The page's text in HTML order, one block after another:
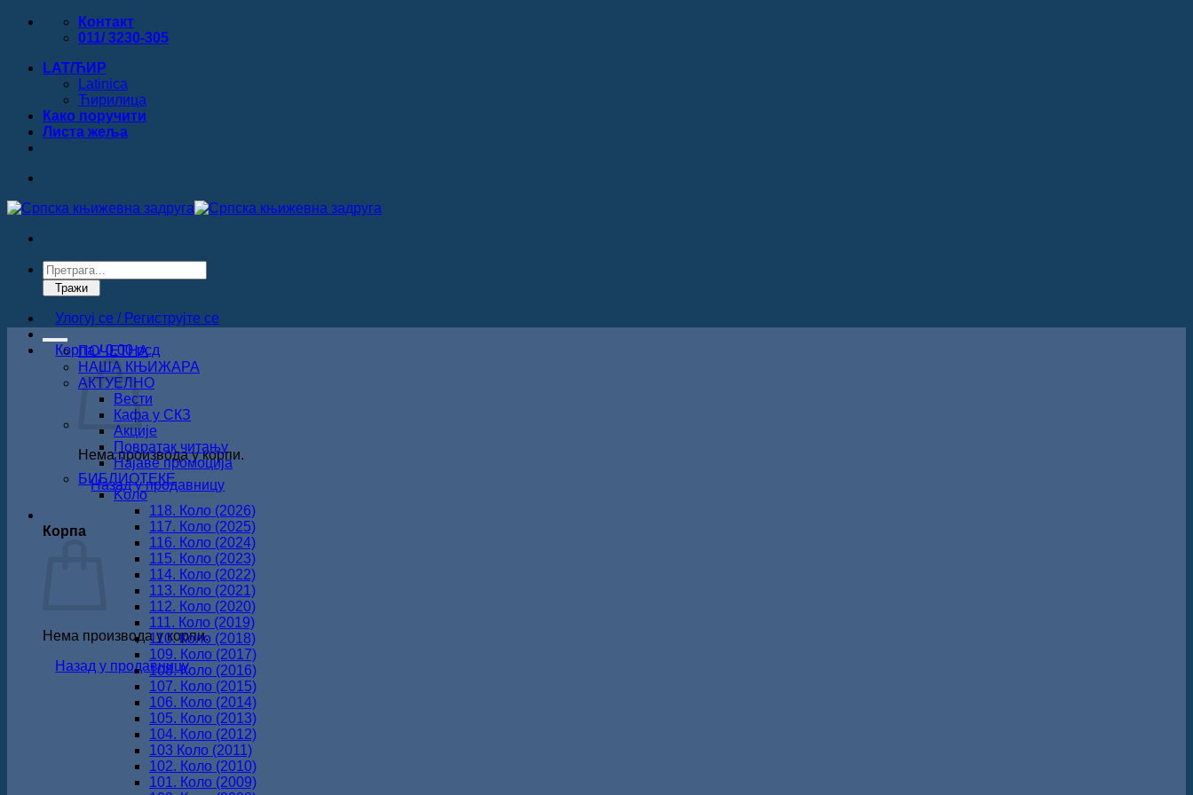
Прескочи
Контакт
011/ 3230-305
LAT/ЋИР
Latinica
Ћирилица
Како поручити
Листa жеља
Products
search
Тражи
Улогуј се / Региструјте се
Корпа /0.00рсд
Нема производа у корпи.
Назад у продавницу
Корпа
Нема производа у корпи.
Назад у продавницу
ПОЧЕТНА
НАША КЊИЖАРА
АКТУЕЛНО
Вести
Кафа у СКЗ
Акције
Повратак читању
Најаве промоција
БИБЛИОТЕКЕ
Koло
118. Коло (2026)
117. Коло (2025)
116. Коло (2024)
115. Коло (2023)
114. Коло (2022)
113. Коло (2021)
112. Коло (2020)
111. Коло (2019)
110. Коло (2018)
109. Коло (2017)
108. Коло (2016)
107. Коло (2015)
106. Коло (2014)
105. Коло (2013)
104. Коло (2012)
103 Коло (2011)
102. Коло (2010)
101. Коло (2009)